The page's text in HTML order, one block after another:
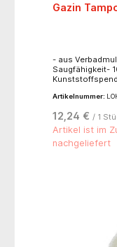
Gazin
- aus
Saugfähigkeit-
bei operativen
Artikelnummer:
12,24 € / 1
Artikel ist im
nachgeliefert